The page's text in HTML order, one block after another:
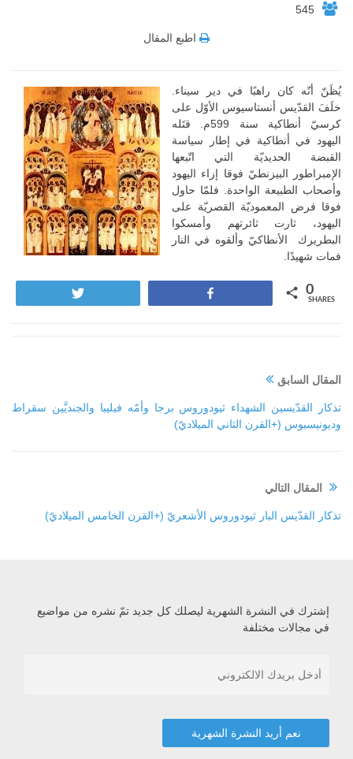
545
اطبع المقال
يُظَنّ أنّه كان راهبًا في دير سيناء.
خلَفَ القدّيس أنستاسيوس الأوّل على
كرسيّ أنطاكية سنة 599م. قتَله
اليهود في أنطاكية في إطار سياسة
القبضة الحديديّة التي اتّبعها
الإمبراطور البيزنطيّ فوقا إزاء اليهود
وأصحاب الطبيعة الواحدة. فلمّا حاول
فوقا فرض المعموديّة القصريّة على
اليهود، ثارت ثائرتهم وأمسكوا
البطريرك الأنطاكيّ وألقوه في النار
فمات شهيدًا.
0
SHARES
المقال السابق
تذكار القدّيسين الشهداء ثيودوروس برجا وأمّه فيليبا والجنديَّين سقراط
وديونيسيوس (+القرن الثاني الميلاديّ)
المقال التالي
تذكار القدّيس البار ثيودوروس الأشعريّ (+القرن الخامس الميلاديّ)
إشترك في النشرة الشهرية ليصلك كل جديد تمّ نشره من مواضيع
في مجالات مختلفة